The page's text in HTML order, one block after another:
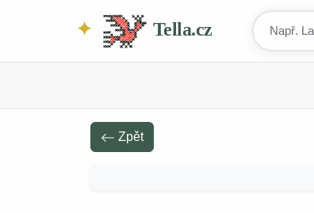
Tella.cz
Zpět